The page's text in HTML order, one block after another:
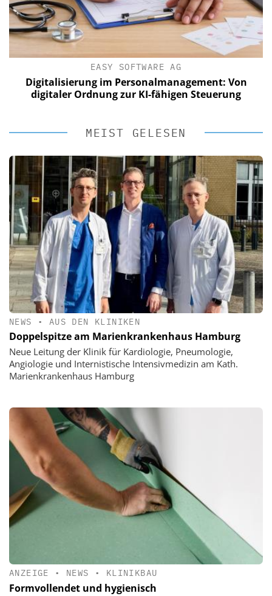
EASY SOFTWARE AG
Digitalisierung im Personalmanagement: Von
digitaler Ordnung zur KI-fähigen Steuerung
MEIST GELESEN
NEWS • AUS DEN KLINIKEN
Doppelspitze am Marienkrankenhaus Hamburg
Neue Leitung der Klinik für Kardiologie, Pneumologie,
Angiologie und Internistische Intensivmedizin am Kath.
Marienkrankenhaus Hamburg
ANZEIGE • NEWS • KLINIKBAU
Formvollendet und hygienisch